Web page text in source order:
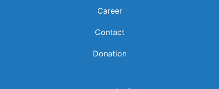
Career
Contact
Donation